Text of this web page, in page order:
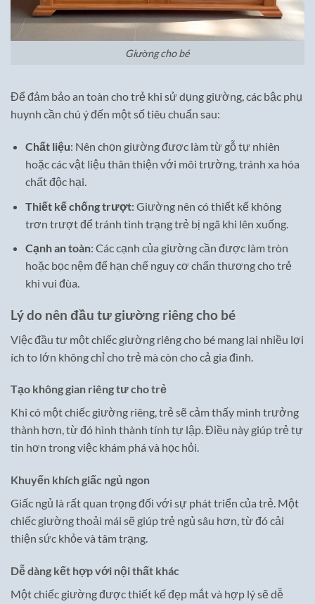
Giường cho bé
Để đảm bảo an toàn cho trẻ khi sử dụng giường, các bậc phụ
huynh cần chú ý đến một số tiêu chuẩn sau:
Chất liệu: Nên chọn giường được làm từ gỗ tự nhiên
hoặc các vật liệu thân thiện với môi trường, tránh xa hóa
chất độc hại.
Thiết kế chống trượt: Giường nên có thiết kế không
trơn trượt để tránh tình trạng trẻ bị ngã khi lên xuống.
Cạnh an toàn: Các cạnh của giường cần được làm tròn
hoặc bọc nệm để hạn chế nguy cơ chấn thương cho trẻ
khi vui đùa.
Lý do nên đầu tư giường riêng cho bé
Việc đầu tư một chiếc giường riêng cho bé mang lại nhiều lợi
ích to lớn không chỉ cho trẻ mà còn cho cả gia đình.
Tạo không gian riêng tư cho trẻ
Khi có một chiếc giường riêng, trẻ sẽ cảm thấy mình trưởng
thành hơn, từ đó hình thành tính tự lập. Điều này giúp trẻ tự
tin hơn trong việc khám phá và học hỏi.
Khuyến khích giấc ngủ ngon
Giấc ngủ là rất quan trọng đối với sự phát triển của trẻ. Một
chiếc giường thoải mái sẽ giúp trẻ ngủ sâu hơn, từ đó cải
thiện sức khỏe và tâm trạng.
Dễ dàng kết hợp với nội thất khác
Một chiếc giường được thiết kế đẹp mắt và hợp lý sẽ dễ